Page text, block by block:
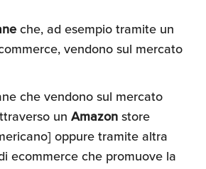
Permessi
Personale e
Risorse
che, ad esempio tramite un
vendono sul mercato
che vendono sul mercato
un Amazonstore
oppure tramite altra
ecommerce che promuove la